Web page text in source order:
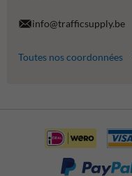
info@trafficsupply.be
Toutes nos coordonnées